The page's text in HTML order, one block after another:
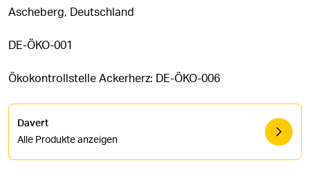
Ascheberg, Deutschland
DE-ÖKO-001
Ökokontrollstelle Ackerherz: DE-ÖKO-006
Davert
Alle Produkte anzeigen